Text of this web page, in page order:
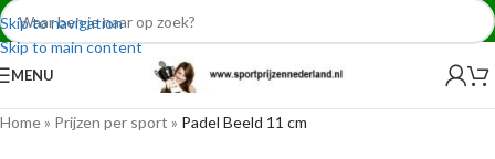
Skip to navigation
Skip to main content
MENU
Home» Prijzen per sport » Padel Beeld 11 cm